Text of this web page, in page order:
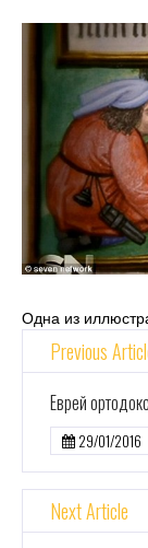
Одна из
Previous
Еврей
29/01/2016
Next Article